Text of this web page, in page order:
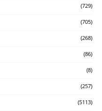
(729)
(705)
(268)
(86)
(8)
(257)
(5113)